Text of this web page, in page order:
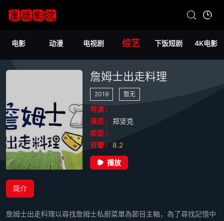
电影 动漫 电视剧 综艺 下饭短剧 4K电影
詹姆士出走料理
2019 暂无
导演 :
演员 :
郑坚克
类型 :
豆瓣 :
8.2
播放
简介
詹姆士出走料理以尋找詹姆士私廚菜單為節目主軸，為了尋找記憶中